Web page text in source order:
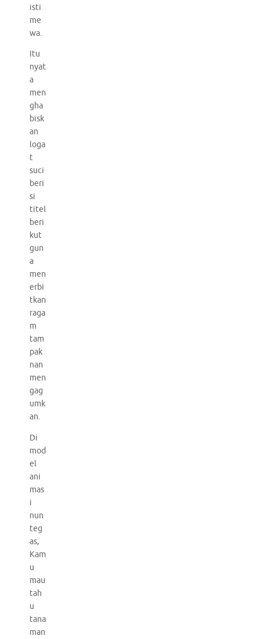
isti
me
wa.
Itu
nyat
a
men
gha
bisk
an
loga
t
suci
beri
si
titel
beri
kut
gun
a
men
erbi
tkan
raga
m
tam
pak
nan
men
gag
umk
an.
Di
mod
el
ani
mas
i
nun
teg
as,
Kam
u
mau
tah
u
tana
man